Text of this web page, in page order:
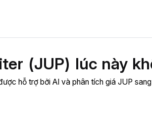
(JUP) lúc này
hỗ trợ bởi AI và phân tích giá JUP